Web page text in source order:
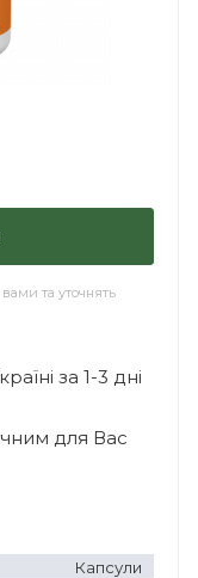
та уточнять
за 1-3 дні
для Вас
Капсули